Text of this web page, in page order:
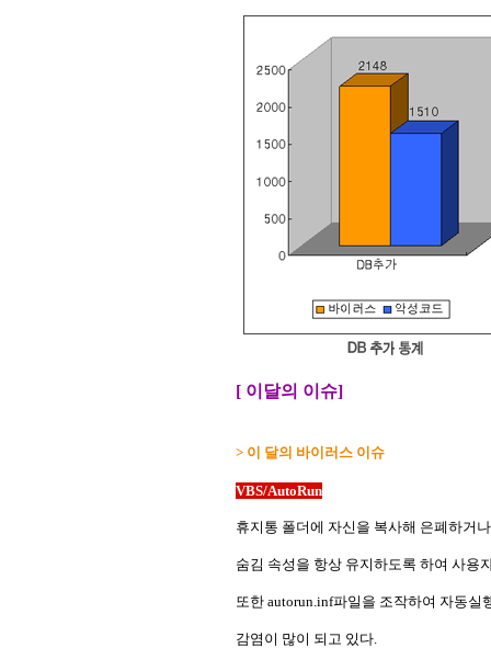
[ 이달의 이슈]
> 이 달의 바이러스 이슈
VBS/AutoRun
휴지통 폴더에 자신을 복사해 은폐하거
숨김 속성을 항상 유지하도록 하여 사용
또한 autorun.inf파일을 조작하여 자동실
감염이 많이 되고 있다.